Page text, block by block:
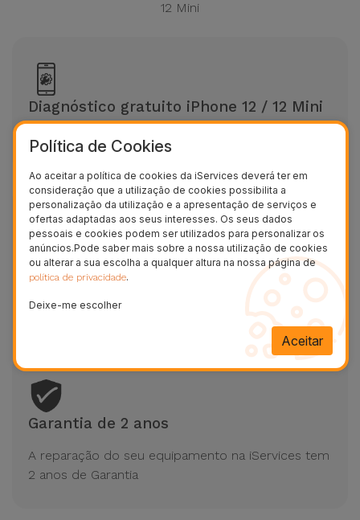
12 Mini
Diagnóstico gratuito iPhone 12 / 12 Mini
Avaliação grátis sem marcação
Reparações em 20/30 minutos iPhone 12
/ 12 Mini
Reparação na hora
Garantia de 2 anos
A reparação do seu equipamento na iServices tem
2 anos de Garantia
Política de Cookies
Ao aceitar a política de cookies da iServices deverá ter em
consideração que a utilização de cookies possibilita a
personalização da utilização e a apresentação de serviços e
ofertas adaptadas aos seus interesses. Os seus dados
pessoais e cookies podem ser utilizados para personalizar os
anúncios.Pode saber mais sobre a nossa utilização de cookies
ou alterar a sua escolha a qualquer altura na nossa página de
política de privacidade.
Deixe-me escolher
Aceitar